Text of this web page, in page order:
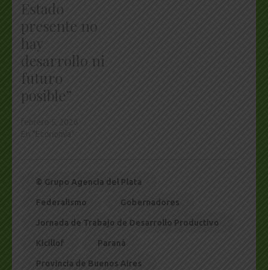
Estado
presente no
hay
desarrollo ni
futuro
posible”
© Grupo Agencia del Plata
Federalismo Gobernadores
Jornada de Trabajo de Desarrollo Productivo
Kicillof Paraná
Provincia de Buenos Aires